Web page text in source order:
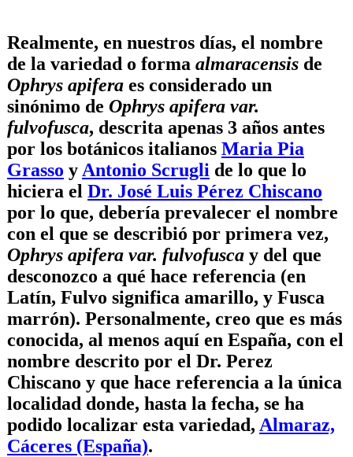
Realmente, en nuestros días, el nombre
de la variedad o forma almaracensis de
Ophrys apifera es considerado un
sinónimo de Ophrys apifera var.
fulvofusca, descrita apenas 3 años antes
por los botánicos italianos Maria Pia
Grasso y Antonio Scrugli de lo que lo
hiciera el Dr. José Luis Pérez Chiscano
por lo que, debería prevalecer el nombre
con el que se describió por primera vez,
Ophrys apifera var. fulvofusca y del que
desconozco a qué hace referencia (en
Latín, Fulvo significa amarillo, y Fusca
marrón). Personalmente, creo que es más
conocida, al menos aquí en España, con el
nombre descrito por el Dr. Perez
Chiscano y que hace referencia a la única
localidad donde, hasta la fecha, se ha
podido localizar esta variedad, Almaraz,
Cáceres (España).